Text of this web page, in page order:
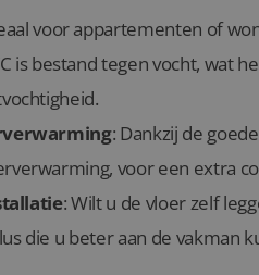
voor appartementen of
is bestand tegen vocht, wat
: Dankzij de
voor een extra
: Wilt u de vloer zelf
die u beter aan de vakman